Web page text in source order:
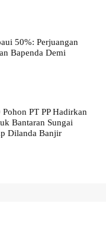
50%: Perjuangan
Bapenda Demi
PT PP Hadirkan
Bantaran Sungai
Dilanda Banjir